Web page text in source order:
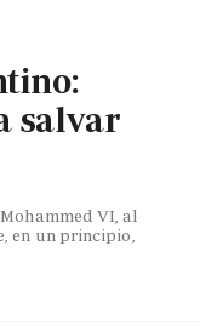
salvar
VI, al
en un principio,